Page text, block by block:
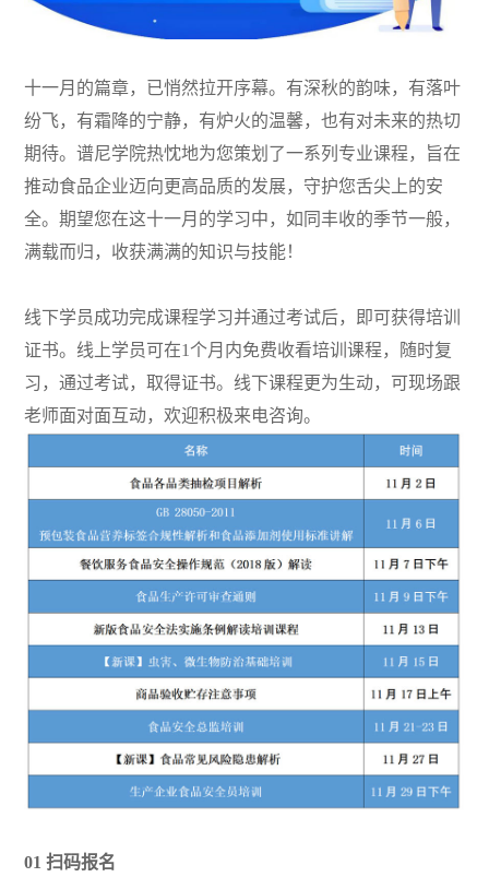
十一月的篇章，已悄然拉开序幕。有深秋的韵味，有落叶
纷飞，有霜降的宁静，有炉火的温馨，也有对未来的热切
期待。谱尼学院热忱地为您策划了一系列专业课程，旨在
推动食品企业迈向更高品质的发展，守护您舌尖上的安
全。期望您在这十一月的学习中，如同丰收的季节一般，
满载而归，收获满满的知识与技能！
线下学员成功完成课程学习并通过考试后，即可获得培训
证书。线上学员可在1个月内免费收看培训课程，随时复
习，通过考试，取得证书。线下课程更为生动，可现场跟
老师面对面互动，欢迎积极来电咨询。
01 扫码报名